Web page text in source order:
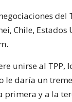
del
Chile, Estados
unirse al TPP,
le daría un
primera y a la